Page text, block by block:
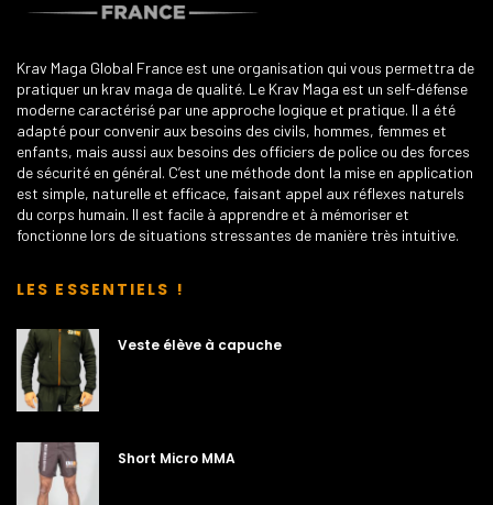
Krav Maga Global France est une organisation qui vous permettra de
pratiquer un krav maga de qualité. Le Krav Maga est un self-défense
moderne caractérisé par une approche logique et pratique. Il a été
adapté pour convenir aux besoins des civils, hommes, femmes et
enfants, mais aussi aux besoins des officiers de police ou des forces
de sécurité en général. C’est une méthode dont la mise en application
est simple, naturelle et efficace, faisant appel aux réflexes naturels
du corps humain. Il est facile à apprendre et à mémoriser et
fonctionne lors de situations stressantes de manière très intuitive.
LES ESSENTIELS !
Veste élève à capuche
Short Micro MMA